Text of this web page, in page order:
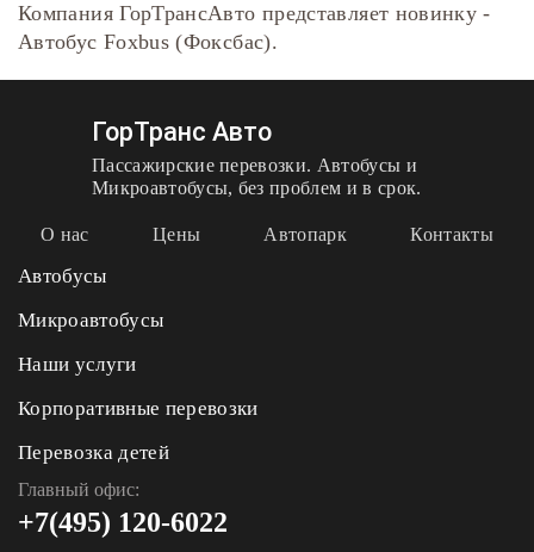
Компания ГорТрансАвто представляет новинку -
Автобус Foxbus (Фоксбас).
ГорТранс Авто
Пассажирские перевозки. Автобусы и
Микроавтобусы, без проблем и в срок.
О нас Цены Автопарк Контакты
Автобусы
Микроавтобусы
Наши услуги
Корпоративные перевозки
Перевозка детей
Главный офис:
+7(495) 120-6022